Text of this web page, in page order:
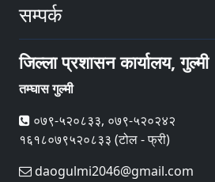
सम्पर्क
जिल्ला प्रशासन कार्यालय, गुल्मी
तम्घास गुल्मी
०७९-५२०८३३, ०७९-५२०२४२
१६१८०७९५२०८३३ (टोल - फ्री)
daogulmi2046@gmail.com